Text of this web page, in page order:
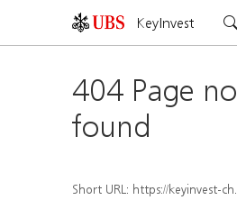
KeyInvest
404 Page
found
Short URL: https://keyinvest-ch.ubs.com/produkt/